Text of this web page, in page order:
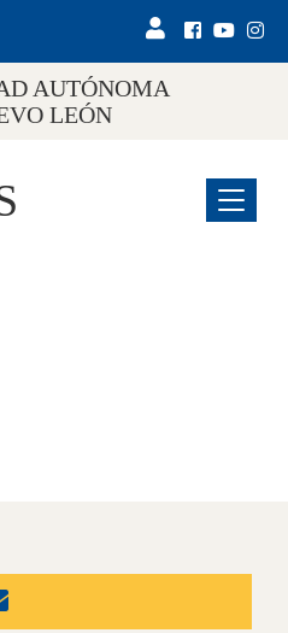
AUTÓNOMA
LEÓN
Menu